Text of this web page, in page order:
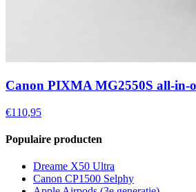
Canon PIXMA MG2550S all-in-
€110,95
Populaire producten
Dreame X50 Ultra
Canon CP1500 Selphy